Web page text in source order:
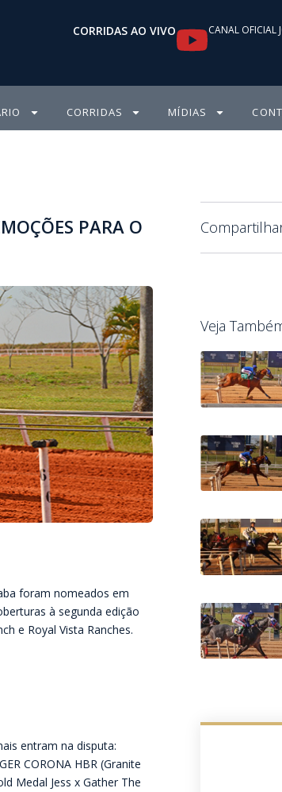
CORRIDAS AO VIVO
Y
u
t
b
e
CANAL OFICIAL
CORRIDAS MÍDIAS
PARA O
foram nomeados em
à segunda edição
e Royal Vista Ranches.
entram na disputa:
CORONA HBR (Granite
Medal Jess x Gather The
Veja